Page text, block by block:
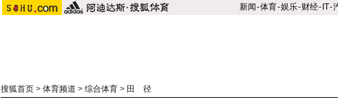
新闻-体育-娱乐-财经- IT-
搜狐首页 > 体育频道 > 综合体育 > 田 径